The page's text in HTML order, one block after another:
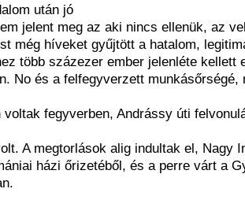
után jó
jelent meg az aki nincs ellenük, az
még híveket gyűjtött a hatalom,
több százezer ember jelenléte kellett
No és a felfegyverzett munkásőrségé,
voltak fegyverben, Andrássy úti
A megtorlások alig indultak el, Nagy
házi őrizetéből, és a perre várt a